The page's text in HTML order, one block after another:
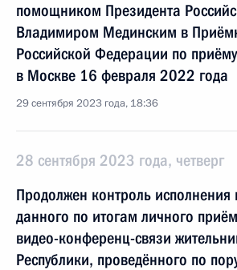
помощником Президента
Владимиром Мединским в
Российской Федерации по
в Москве 16 февраля 2022 года
29 сентября 2023 года, 18:36
28 сентября 2023 года, четверг
Продолжен контроль исполнения
данного по итогам личного
видео-конференц-связи
Республики, проведённого по